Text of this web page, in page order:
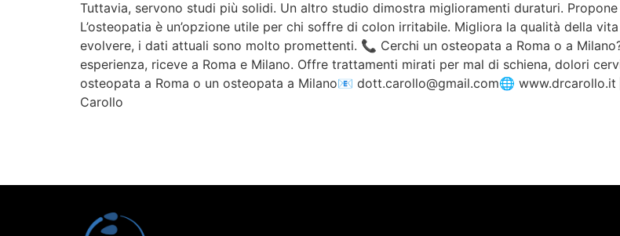
Tuttavia, servono studi più solidi. Un altro studio dimostra miglioramenti duraturi.
L’osteopatia è un’opzione utile per chi soffre di colon irritabile. Migliora la qualità della
evolvere, i dati attuali sono molto promettenti. 📞 Cerchi un osteopata a Roma o a
esperienza, riceve a Roma e Milano. Offre trattamenti mirati per mal di schiena, dolori
osteopata a Roma o un osteopata a Milano📧 dott.carollo@gmail.com🌐
Carollo